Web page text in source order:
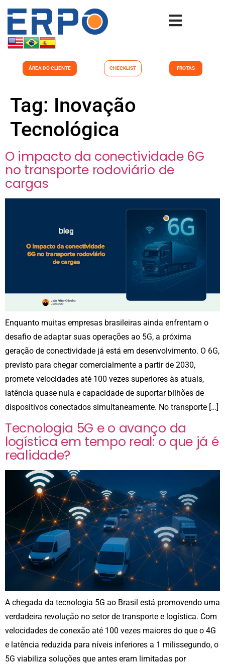
ÁREA DO CLIENTE CHECKLIST FROTAS
Tag: Inovação
Tecnológica
O impacto da conectividade 6G
no transporte rodoviário de
cargas
Enquanto muitas empresas brasileiras ainda enfrentam o
desafio de adaptar suas operações ao 5G, a próxima
geração de conectividade já está em desenvolvimento. O 6G,
previsto para chegar comercialmente a partir de 2030,
promete velocidades até 100 vezes superiores às atuais,
latência quase nula e capacidade de suportar bilhões de
dispositivos conectados simultaneamente. No transporte […]
Tecnologia 5G e o avanço da
logística em tempo real: o que já é
realidade?
A chegada da tecnologia 5G ao Brasil está promovendo uma
verdadeira revolução no setor de transporte e logística. Com
velocidades de conexão até 100 vezes maiores do que o 4G
e latência reduzida para níveis inferiores a 1 milissegundo, o
5G viabiliza soluções que antes eram limitadas por